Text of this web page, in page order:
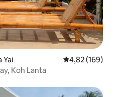
Yai
4,82 (169)
Koh Lanta